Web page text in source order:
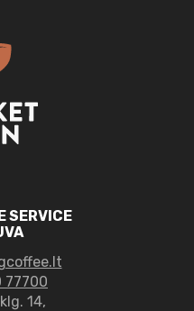
SERVICE
77700
14,